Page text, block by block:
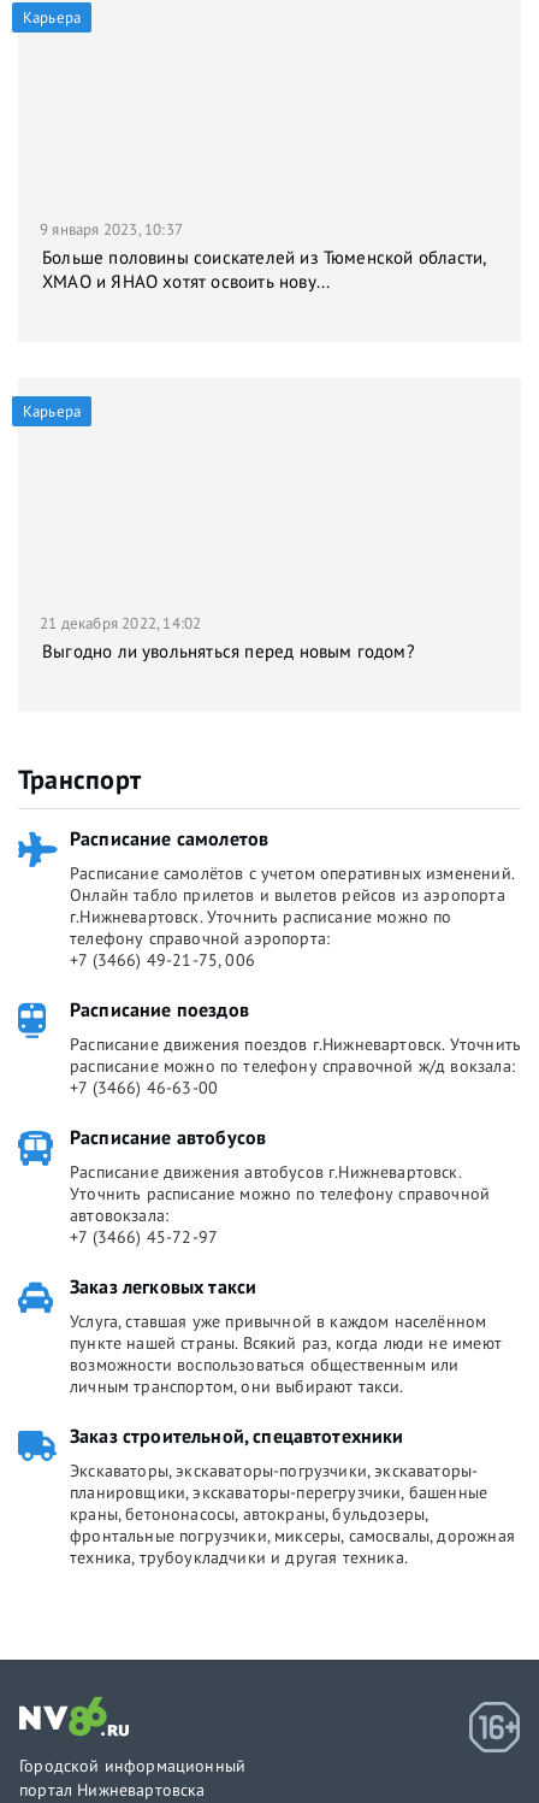
Карьера
9 января 2023, 10:37
Больше половины соискателей из Тюменской области,
ХМАО и ЯНАО хотят освоить нову...
Карьера
21 декабря 2022, 14:02
Выгодно ли увольняться перед новым годом?
Транспорт
Расписание самолетов
Расписание самолётов с учетом оперативных изменений.
Онлайн табло прилетов и вылетов рейсов из аэропорта
г.Нижневартовск. Уточнить расписание можно по
телефону справочной аэропорта:
+7 (3466) 49-21-75, 006
Расписание поездов
Расписание движения поездов г.Нижневартовск. Уточнить
расписание можно по телефону справочной ж/д вокзала:
+7 (3466) 46-63-00
Расписание автобусов
Расписание движения автобусов г.Нижневартовск.
Уточнить расписание можно по телефону справочной
автовокзала:
+7 (3466) 45-72-97
Заказ легковых такси
Услуга, ставшая уже привычной в каждом населённом
пункте нашей страны. Всякий раз, когда люди не имеют
возможности воспользоваться общественным или
личным транспортом, они выбирают такси.
Заказ строительной, спецавтотехники
Экскаваторы, экскаваторы-погрузчики, экскаваторы-
планировщики, экскаваторы-перегрузчики, башенные
краны, бетононасосы, автокраны, бульдозеры,
фронтальные погрузчики, миксеры, самосвалы, дорожная
техника, трубоукладчики и другая техника.
Городской информационный
портал Нижневартовска